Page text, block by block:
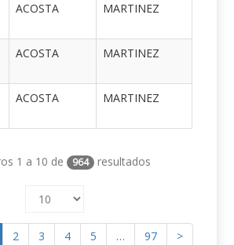
ACOSTA MARTINEZ
ACOSTA MARTINEZ
ACOSTA MARTINEZ
1 a 10 de 964 resultados
2 3 4 5 … 97 >